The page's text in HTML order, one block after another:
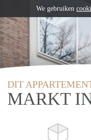
DIT
MARKT
We gebruiken